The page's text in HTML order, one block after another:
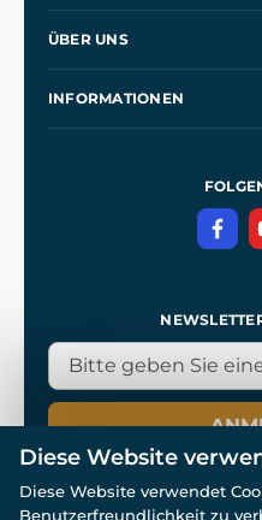
Kontakt
ÜBER UNS
INFORMATIONEN
Datenschutzerklärung
Diese Website
Diese Website verwendet
Benutzerfreundlichkeit zu